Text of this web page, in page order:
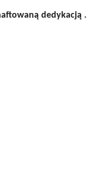
owaną dedykacją .